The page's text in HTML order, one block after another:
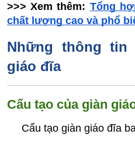
>>> Xem thêm: Tổng
chất lượng cao và phổ
Những thông tin
giáo đĩa
Cấu tạo của giàn
Cấu tạo giàn giáo đĩa